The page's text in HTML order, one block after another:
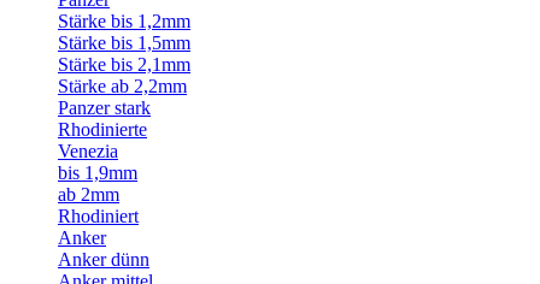
Stärke bis 1,2mm
Stärke bis 1,5mm
Stärke bis 2,1mm
Stärke ab 2,2mm
Panzer stark
Rhodinierte
Venezia
bis 1,9mm
ab 2mm
Rhodiniert
Anker
Anker dünn